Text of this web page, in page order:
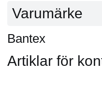
Varumärke
Bantex
Artiklar för